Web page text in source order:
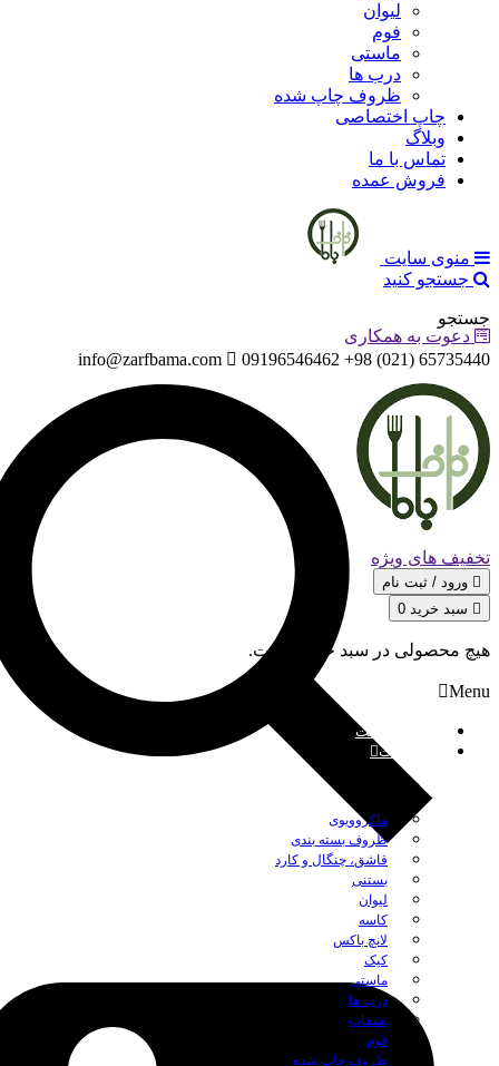
لیوان
فوم
ماستی
درب ها
ظروف چاپ شده
چاپ اختصاصی
وبلاگ
تماس با ما
فروش عمده
منوی سایت
جستجو کنید
جستجو
دعوت به همکاری
65735440 (021) 98+ 09196546462
info@zarfbama.com
تخفیف های ویژه
سبد خرید 0
هیچ محصولی در سبد خرید نیست.
Menu
صفحه نخست
محصولات
ماکروویوی
ظروف بسته بندی
قاشق، چنگال و کارد
بستنی
لیوان
کاسه
لانچ باکس
کیک
ماستی
درب ها
بشقاب
فوم
ظروف چاپ شده